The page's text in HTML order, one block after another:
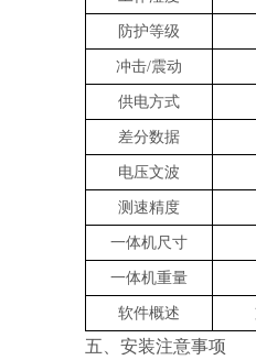
防护等级
冲击/震动
供电方式
差分数据
电压文波
测速精度
一体机尺寸
一体机重量
软件概述
五、安装注意事项